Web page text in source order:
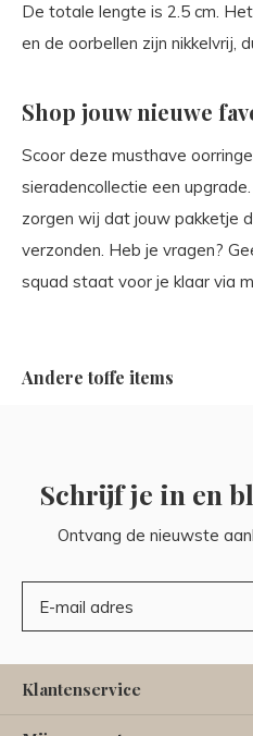
De totale lengte is 2.5 cm.
en de oorbellen zijn nikkelvrij,
Shop jouw nieuwe
Scoor deze musthave
sieradencollectie een
zorgen wij dat jouw pakketje
verzonden. Heb je vragen?
squad staat voor je klaar via
Andere toffe items
Schrijf je in en
Ontvang de nieuwste
Klantenservice